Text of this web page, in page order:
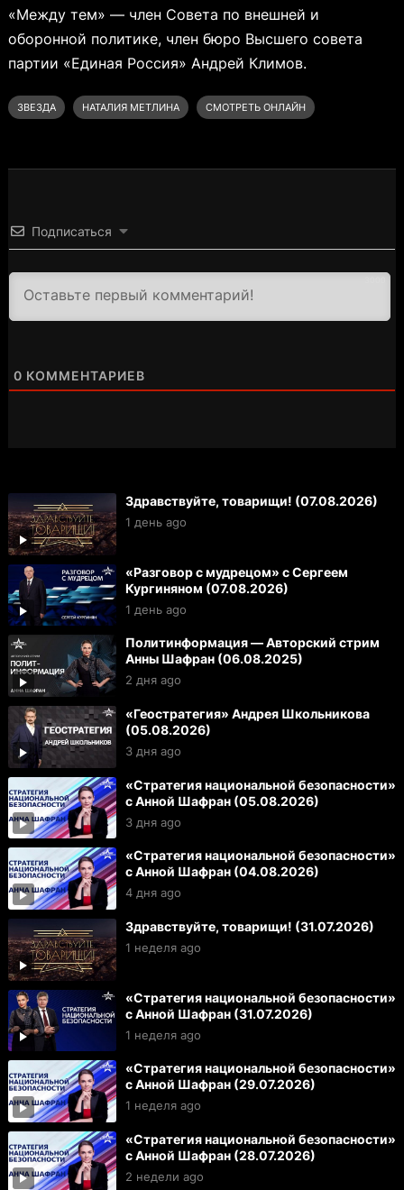
«Между тем» — член Совета по внешней и
оборонной политике, член бюро Высшего совета
партии «Единая Россия» Андрей Климов.
ЗВЕЗДА НАТАЛИЯ МЕТЛИНА СМОТРЕТЬ ОНЛАЙН
Подписаться
0 КОММЕНТАРИЕВ
Здравствуйте, товарищи! (07.08.2026)
1 день ago
«Разговор с мудрецом» с Сергеем
Кургиняном (07.08.2026)
1 день ago
Политинформация — Авторский стрим
Анны Шафран (06.08.2025)
2 дня ago
«Геостратегия» Андрея Школьникова
(05.08.2026)
3 дня ago
«Стратегия национальной безопасности»
с Анной Шафран (05.08.2026)
3 дня ago
«Стратегия национальной безопасности»
с Анной Шафран (04.08.2026)
4 дня ago
Здравствуйте, товарищи! (31.07.2026)
1 неделя ago
«Стратегия национальной безопасности»
с Анной Шафран (31.07.2026)
1 неделя ago
«Стратегия национальной безопасности»
с Анной Шафран (29.07.2026)
1 неделя ago
«Стратегия национальной безопасности»
с Анной Шафран (28.07.2026)
2 недели ago